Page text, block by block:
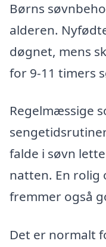
Børns
alderen.
døgnet, mens
for 9-11 timers
Regelmæssige
falde i søvn
natten. En rolig
fremmer også
Det er normalt